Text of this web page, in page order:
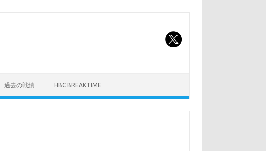
過去の戦績 HBC BREAKTIME